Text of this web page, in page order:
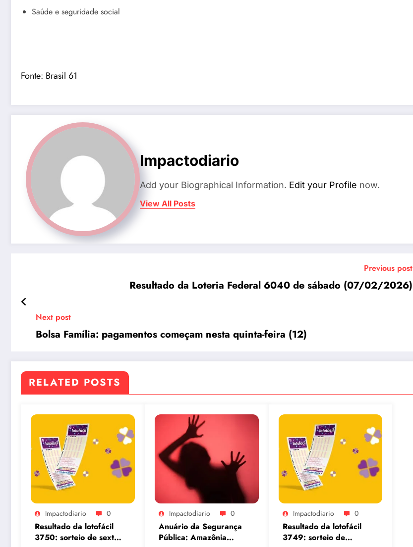
Saúde e seguridade social
Fonte: Brasil 61
Impactodiario
Add your Biographical Information. Edit your Profile now.
View All Posts
Previous post
Resultado da Loteria Federal 6040 de sábado (07/02/2026)
Next post
Bolsa Família: pagamentos começam nesta quinta-feira (12)
RELATED POSTS
Impactodiario 0
Resultado da lotofácil
3750: sorteio de sexta-
Impactodiario 0
Anuário da Segurança
Pública: Amazônia
Impactodiario 0
Resultado da lotofácil
3749: sorteio de